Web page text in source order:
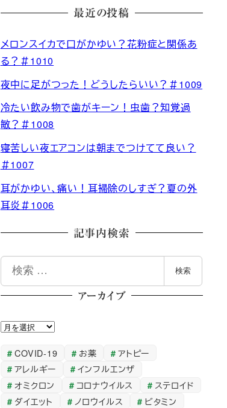
最近の投稿
メロンスイカで口がかゆい？花粉症と関係あ
る？＃1010
夜中に足がつった！どうしたらいい？＃1009
冷たい飲み物で歯がキーン！虫歯？知覚過
敏？＃1008
寝苦しい夜エアコンは朝までつけてて良い？
＃1007
耳がかゆい、痛い！耳掃除のしすぎ？夏の外
耳炎＃1006
記事内検索
検
検索
アーカイブ
ア
カ
イ
ブ
COVID-19 お薬
アトピー
アレルギー
インフルエンザ
オミクロン
コロナウイルス
ステロイド
ダイエット
ノロウイルス
ビタミン